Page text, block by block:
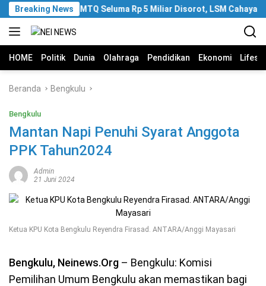
Langsung
ke
konten
Breaking News
Anggaran MTQ Seluma Rp 5 Miliar Disorot, LSM Cahaya
HOME Politik Dunia Olahraga Pendidikan Ekonomi
Beranda Bengkulu
Bengkulu
Mantan Napi Penuhi Syarat Anggota
PPK Tahun2024
Admin
21 Juni 2024
Ketua KPU Kota Bengkulu Reyendra Firasad. ANTARA/Anggi Mayasari
Bengkulu, Neinews.Org – Bengkulu: Komisi
Pemilihan Umum Bengkulu akan memastikan bagi